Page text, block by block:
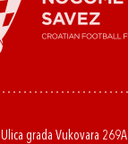
Ulica grada Vukovara 269A